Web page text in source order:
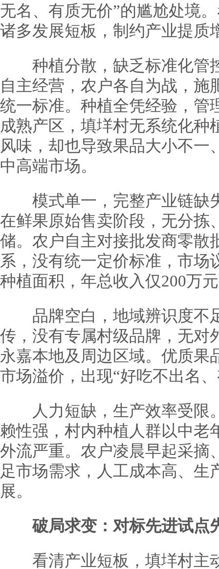
无名、有质无价”的尴尬处境
诸多发展短板，制约产业提质
种植分散，缺乏标准化管
自主经营，农户各自为战，施
统一标准。种植全凭经验，管
成熟产区，填垟村无系统化种
风味，却也导致果品大小不一
中高端市场。
模式单一，完整产业链缺
在鲜果原始售卖阶段，无分拣
储。农户自主对接批发商零散
系，没有统一定价标准，市场
种植面积，年总收入仅200万
品牌空白，地域辨识度不
传，没有专属村级品牌，无对
永嘉本地及周边区域。优质果
市场溢价，出现“好吃不出名
人力短缺，生产效率受限
赖性强，村内种植人群以中老
外流严重。农户凌晨早起采摘
足市场需求，人工成本高、生
展。
破局求变：对标先进试点
看清产业短板，填垟村主